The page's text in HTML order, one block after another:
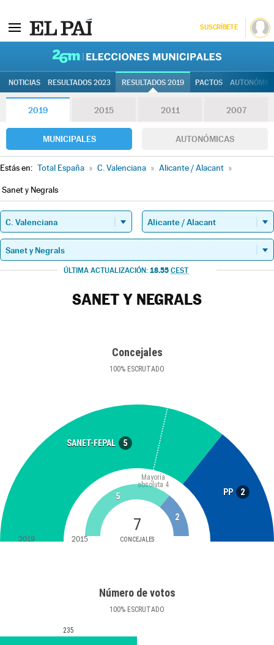
SUSCRÍBETE
NOTICIAS RESULTADOS 2023 RESULTADOS 2019 PACTOS
2019 2015 2011 2007
MUNICIPALES AUTONÓMICAS
Estás en: Total España » C. Valenciana » Alicante / Alacant »
Sanet y Negrals
ÚLTIMA ACTUALIZACIÓN: 18.55 CEST
SANET Y NEGRALS
Concejales
100% ESCRUTADO
SANET-FEPAL 5
PP 2
7
CONCEJALES
Mayoría
absoluta 4
5
2
2019 2015
Número de votos
100% ESCRUTADO
235